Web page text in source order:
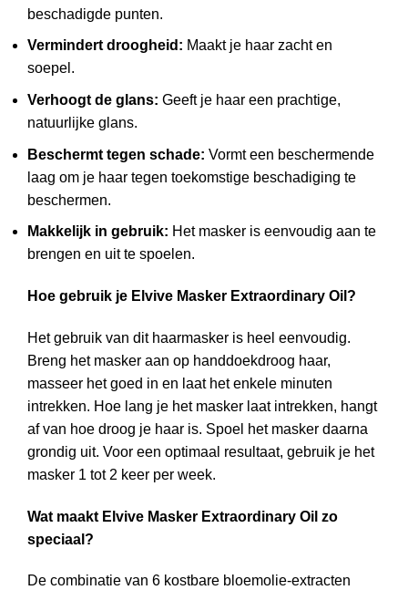
beschadigde punten.
Vermindert droogheid: Maakt je haar zacht en
soepel.
Verhoogt de glans: Geeft je haar een prachtige,
natuurlijke glans.
Beschermt tegen schade: Vormt een beschermende
laag om je haar tegen toekomstige beschadiging te
beschermen.
Makkelijk in gebruik: Het masker is eenvoudig aan te
brengen en uit te spoelen.
Hoe gebruik je Elvive Masker Extraordinary Oil?
Het gebruik van dit haarmasker is heel eenvoudig.
Breng het masker aan op handdoekdroog haar,
masseer het goed in en laat het enkele minuten
intrekken. Hoe lang je het masker laat intrekken, hangt
af van hoe droog je haar is. Spoel het masker daarna
grondig uit. Voor een optimaal resultaat, gebruik je het
masker 1 tot 2 keer per week.
Wat maakt Elvive Masker Extraordinary Oil zo
speciaal?
De combinatie van 6 kostbare bloemolie-extracten